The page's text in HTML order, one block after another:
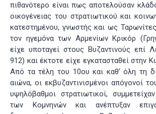
πιθανότερο είναι πως αποτελούσαν
οικογένειας του στρατιωτικού και
κατεστημένου, γνωστής και ως
τον ηγεμόνα των Αρμενίων Κρικόρ
είχε υποταγεί στους Βυζαντινούς επί
912) και έκτοτε είχε εγκατασταθεί στην
Από τα τέλη του 10ου και καθ’ όλη τη
αιώνα, οι εκβυζαντινισμένοι απόγονοί
υψηλόβαθμοι στρατιωτικοί,
των Κομνηνών και ανέπτυξαν